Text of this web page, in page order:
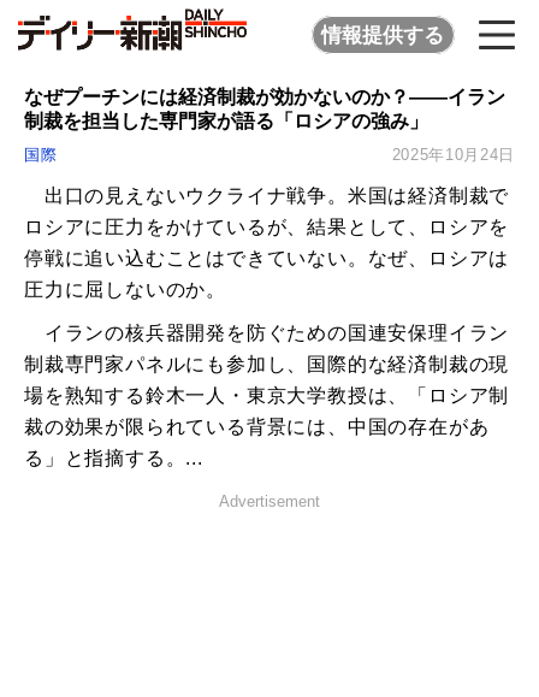
情報提供する
なぜプーチンには経済制裁が効かないのか？――イラン
制裁を担当した専門家が語る「ロシアの強み」
国際 2025年10月24日
出口の見えないウクライナ戦争。米国は経済制裁で
ロシアに圧力をかけているが、結果として、ロシアを
停戦に追い込むことはできていない。なぜ、ロシアは
圧力に屈しないのか。
イランの核兵器開発を防ぐための国連安保理イラン
制裁専門家パネルにも参加し、国際的な経済制裁の現
場を熟知する鈴木一人・東京大学教授は、「ロシア制
裁の効果が限られている背景には、中国の存在があ
る」と指摘する。...
Advertisement